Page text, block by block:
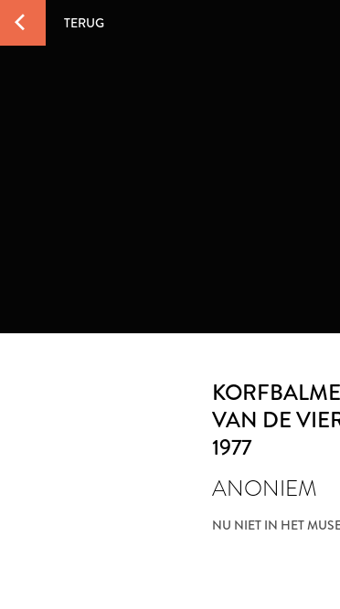
TERUG
VAN DE
1977
ANONIEM
NU NIET IN HET